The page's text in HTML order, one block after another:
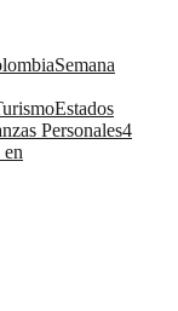
Semana
Estados
Personales4